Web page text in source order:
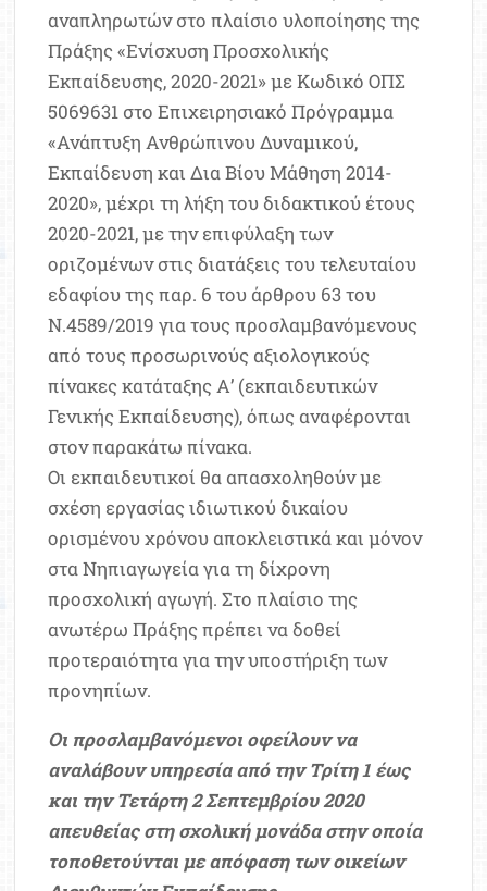
αναπληρωτών στο πλαίσιο υλοποίησης της
Πράξης «Ενίσχυση Προσχολικής
Εκπαίδευσης, 2020-2021» με Κωδικό ΟΠΣ
5069631 στο Επιχειρησιακό Πρόγραμμα
«Ανάπτυξη Ανθρώπινου Δυναμικού,
Εκπαίδευση και Δια Βίου Μάθηση 2014-
2020», μέχρι τη λήξη του διδακτικού έτους
2020-2021, με την επιφύλαξη των
οριζομένων στις διατάξεις του τελευταίου
εδαφίου της παρ. 6 του άρθρου 63 του
Ν.4589/2019 για τους προσλαμβανόμενους
από τους προσωρινούς αξιολογικούς
πίνακες κατάταξης Α’ (εκπαιδευτικών
Γενικής Εκπαίδευσης), όπως αναφέρονται
στον παρακάτω πίνακα.
Οι εκπαιδευτικοί θα απασχοληθούν με
σχέση εργασίας ιδιωτικού δικαίου
ορισμένου χρόνου αποκλειστικά και μόνον
στα Νηπιαγωγεία για τη δίχρονη
προσχολική αγωγή. Στο πλαίσιο της
ανωτέρω Πράξης πρέπει να δοθεί
προτεραιότητα για την υποστήριξη των
προνηπίων.
Οι προσλαμβανόμενοι οφείλουν να
αναλάβουν υπηρεσία από την Τρίτη 1 έως
και την Τετάρτη 2 Σεπτεμβρίου 2020
απευθείας στη σχολική μονάδα στην οποία
τοποθετούνται με απόφαση των οικείων